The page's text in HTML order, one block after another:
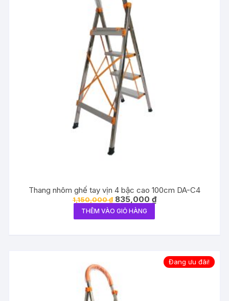
Thang nhôm ghế tay vịn 4 bậc cao 100cm DA-C4
1,150,000₫ Giá
gốc
là:
1,150,000 ₫.
835,000 ₫Giá
hiện
THÊM VÀO GIỎ HÀNG
Đang ưu đãi!